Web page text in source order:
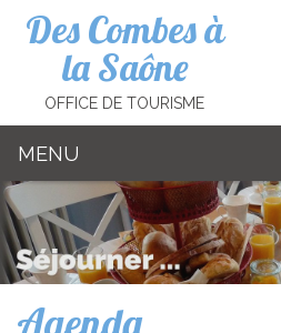
Des Combes à
la Saône
OFFICE DE TOURISME
MENU
Agenda